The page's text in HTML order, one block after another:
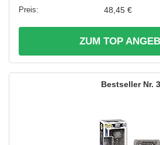
48,45 €
ZUM TOP
3